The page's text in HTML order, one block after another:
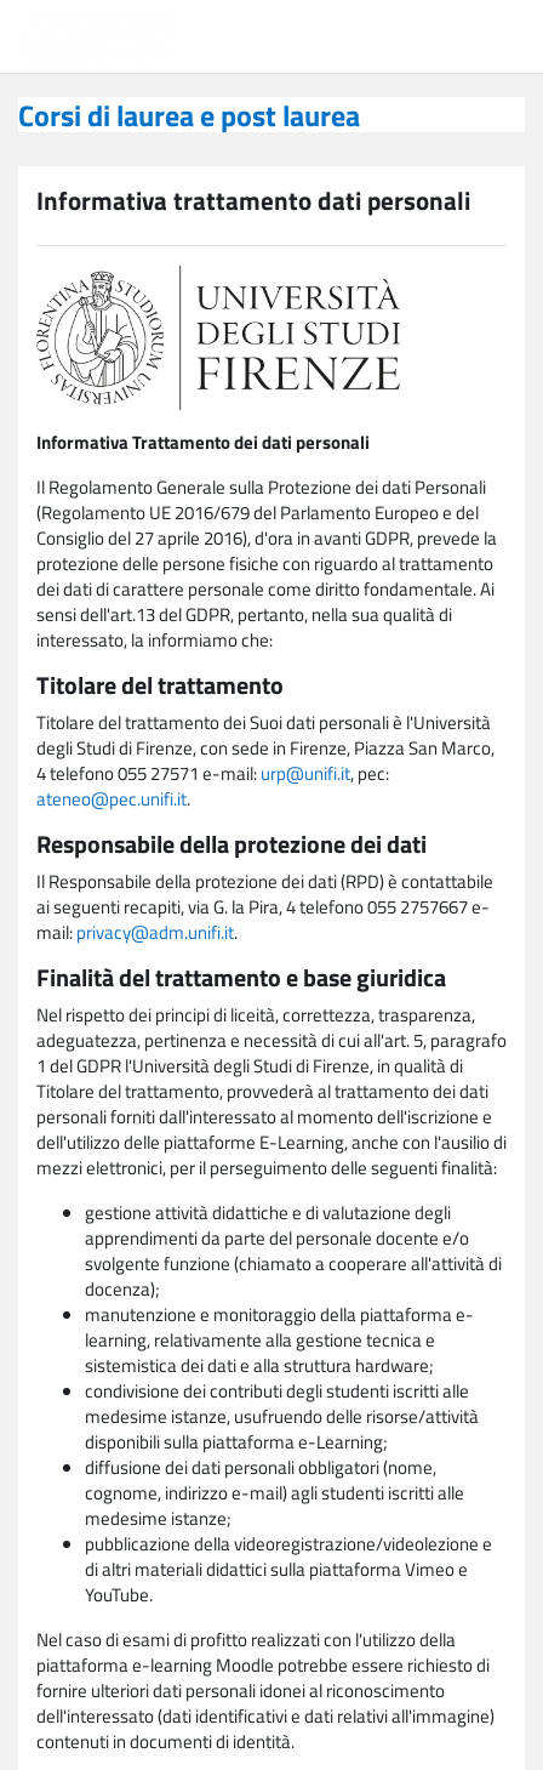
Corsi di laurea e post laurea
Informativa trattamento dati personali
Informativa Trattamento dei dati personali
Il Regolamento Generale sulla Protezione dei dati Personali
(Regolamento UE 2016/679 del Parlamento Europeo e del
Consiglio del 27 aprile 2016), d'ora in avanti GDPR, prevede la
protezione delle persone fisiche con riguardo al trattamento
dei dati di carattere personale come diritto fondamentale. Ai
sensi dell'art.13 del GDPR, pertanto, nella sua qualità di
interessato, la informiamo che:
Titolare del trattamento
Titolare del trattamento dei Suoi dati personali è l'Università
degli Studi di Firenze, con sede in Firenze, Piazza San Marco,
4 telefono 055 27571 e-mail:urp@unifi.it, pec:
ateneo@pec.unifi.it.
Responsabile della protezione dei dati
Il Responsabile della protezione dei dati (RPD) è contattabile
ai seguenti recapiti, via G. la Pira, 4 telefono 055 2757667 e-
mail:privacy@adm.unifi.it.
Finalità del trattamento e base giuridica
Nel rispetto dei principi di liceità, correttezza, trasparenza,
adeguatezza, pertinenza e necessità di cui all'art. 5, paragrafo
1 del GDPR l'Università degli Studi di Firenze, in qualità di
Titolare del trattamento, provvederà al trattamento dei dati
personali forniti dall'interessato al momento dell'iscrizione e
dell'utilizzo delle piattaforme E-Learning, anche con l'ausilio di
mezzi elettronici, per il perseguimento delle seguenti finalità:
gestione attività didattiche e di valutazione degli
apprendimenti da parte del personale docente e/o
svolgente funzione (chiamato a cooperare all'attività di
docenza);
manutenzione e monitoraggio della piattaforma e-
learning, relativamente alla gestione tecnica e
sistemistica dei dati e alla struttura hardware;
condivisione dei contributi degli studenti iscritti alle
medesime istanze, usufruendo delle risorse/attività
disponibili sulla piattaforma e-Learning;
diffusione dei dati personali obbligatori (nome,
cognome, indirizzo e-mail) agli studenti iscritti alle
medesime istanze;
pubblicazione della videoregistrazione/videolezione e
di altri materiali didattici sulla piattaforma Vimeo e
YouTube.
Nel caso di esami di profitto realizzati con l'utilizzo della
piattaforma e-learning Moodle potrebbe essere richiesto di
fornire ulteriori dati personali idonei al riconoscimento
dell'interessato (dati identificativi e dati relativi all'immagine)
contenuti in documenti di identità.